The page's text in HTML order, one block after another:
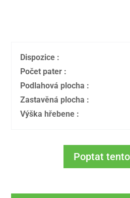
Dispozice :
Počet pater :
Podlahová plocha :
Zastavěná plocha :
Výška hřebene :
Poptat